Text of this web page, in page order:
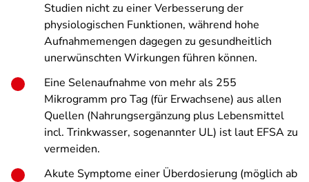
Studien nicht zu einer Verbesserung der
physiologischen Funktionen, während hohe
Aufnahmemengen dagegen zu gesundheitlich
unerwünschten Wirkungen führen können.
Eine Selenaufnahme von mehr als 255
Mikrogramm pro Tag (für Erwachsene) aus allen
Quellen (Nahrungsergänzung plus Lebensmittel
incl. Trinkwasser, sogenannter UL) ist laut EFSA zu
vermeiden.
Akute Symptome einer Überdosierung (möglich ab